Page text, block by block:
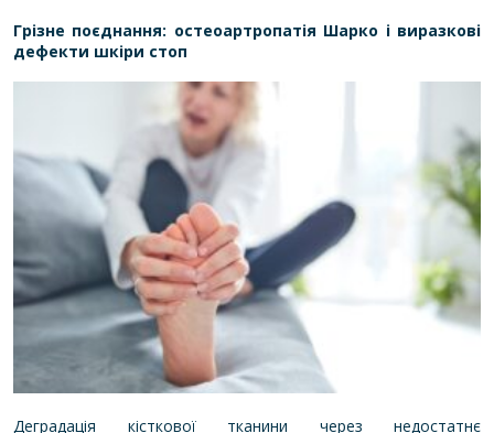
Грізне поєднання: остеоартропатія Шарко і виразкові
дефекти шкіри стоп
Деградація кісткової тканини через недостатнє